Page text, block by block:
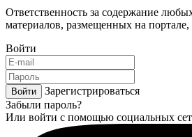
Ответственность за содержание
материалов, размещенных на портале,
Войти
Войти
Зарегистрироваться
Забыли пароль?
Или войти с помощью социальных